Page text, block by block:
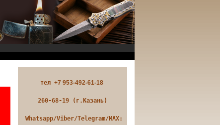
тел +7 953-492-61-18
260-68-19 (г.Казань)
Whatsapp/Viber/Telegram/MAX: